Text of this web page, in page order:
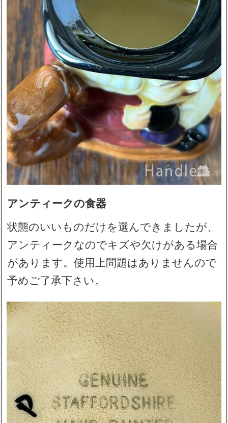
アンティークの食器
状態のいいものだけを選んできましたが、
アンティークなのでキズや欠けがある場合
があります。使用上問題はありませんので
予めご了承下さい。